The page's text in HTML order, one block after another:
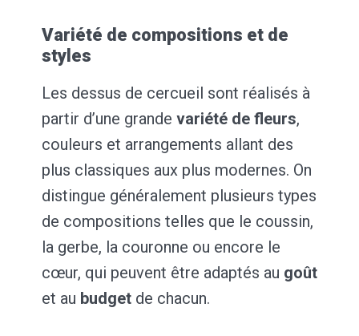
Variété de compositions et de
styles
Les dessus de cercueil sont réalisés à
partir d’une grande variété de fleurs,
couleurs et arrangements allant des
plus classiques aux plus modernes. On
distingue généralement plusieurs types
de compositions telles que le coussin,
la gerbe, la couronne ou encore le
cœur, qui peuvent être adaptés au goût
et au budget de chacun.